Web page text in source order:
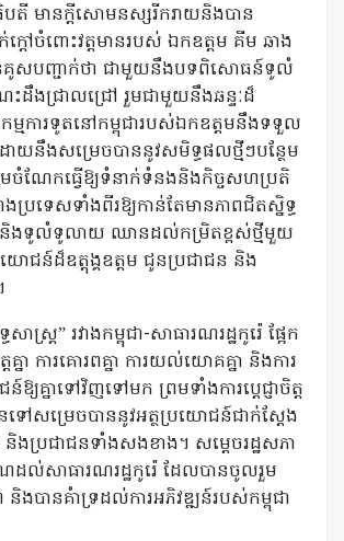
បតី មានក្តីសោមនស្សរីករាយនិងបាន
តៅចំពោះវត្តមានរបស់ ឯកឧត្តម គីម ឆាង
សបញ្ជាក់ថា ជាមួយនឹងបទពិសោធន៍ទូលំ
ដឹងជ្រាលជ្រៅ រួមជាមួយនឹងឆន្ទៈដ៏
មការទូតនៅកម្ពុជារបស់ឯកឧត្តមនឹងទទួល
នឹងសម្រេចបាននូវសមិទ្ធផលថ្មីៗបន្ថែម
ណែកធ្វើឱ្យទំនាក់ទំនងនិងកិច្ចសហប្រតិ
វាងប្រទេសទាំងពីរឱ្យកាន់តែមានភាពជិតស្និទ្ធ
និងទូលំទូលាយ ឈានដល់កម្រិតខ្ពស់ថ្មីមួយ
ជន៍ដ៏ឧត្តុង្គឧត្តម ជូនប្រជាជន និង
ាស្រ្ត” រវាងកម្ពុជា-សាធារណរដ្ឋកូរ៉េ ផ្អែក
នា ការគោរពគ្នា ការយល់យោគគ្នា និងការ
យគ្នាទៅវិញទៅមក ព្រមទាំងការប្តេជ្ញាចិត្ត
ទៅសម្រេចបាននូវអត្ថប្រយោជន៍ជាក់ស្តែង
ងប្រជាជនទាំងសងខាង។ សម្តេចរដ្ឋសភា
ល់សាធារណរដ្ឋកូរ៉េ ដែលបានចូលរួម
និងបានគំាទ្រដល់ការអភិវឌ្ឍន៍របស់កម្ពុជា